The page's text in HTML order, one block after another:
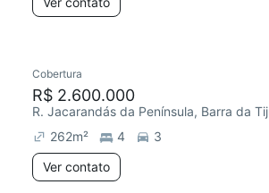
Cobertura
R$ 2.600.000
R. Jacarandás da Península, Barra da
262m² 4
3
Ver contato